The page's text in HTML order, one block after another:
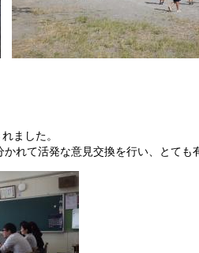
ました。
れて活発な意見交換を行い、とても